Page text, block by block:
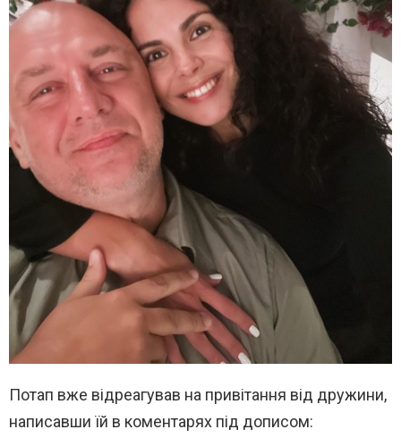
Потап вже відреагував на привітання від дружини,
написавши їй в коментарях під дописом: